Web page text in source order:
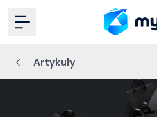
Artykuły